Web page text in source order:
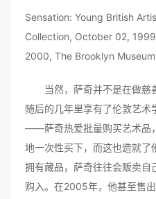
Sensation: Young British
Collection, October 02,
2000, The Brooklyn Museum
当然，萨奇并不是在做慈
随后的几年里享有了伦敦艺术
——萨奇热爱批量购买艺术品
地一次性买下，而这也造就了
拥有藏品，萨奇往往会贩卖自
购入。在2005年，他甚至售